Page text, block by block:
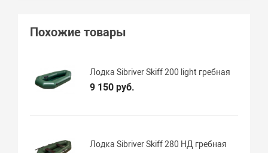
Похожие товары
Лодка Sibriver Skiff 200 light гребная
9 150 руб.
Лодка Sibriver Skiff 280 НД гребная